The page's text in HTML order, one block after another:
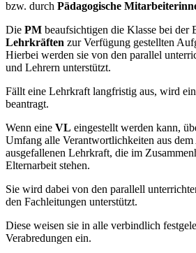
bzw. durch Pädagogische
Die PM beaufsichtigen die Klasse bei der
Lehrkräften zur Verfügung gestellten
Hierbei werden sie von den parallel
und Lehrern unterstützt.
Fällt eine Lehrkraft langfristig aus, wird
beantragt.
Wenn eine VL eingestellt werden kann,
Umfang alle Verantwortlichkeiten aus
ausgefallenen Lehrkraft, die im
Elternarbeit stehen.
Sie wird dabei von den parallell
den Fachleitungen unterstützt.
Diese weisen sie in alle verbindlich
Verabredungen ein.